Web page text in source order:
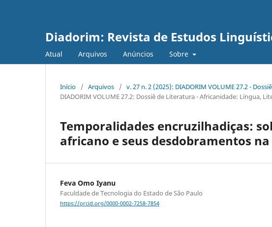
Diadorim: Revista de Estudos
Atual Arquivos Anúncios Sobre
Início / Arquivos / v. 27 n. 2 (2025): DIADORIM VOLUME 27.2 -
DIADORIM VOLUME 27.2: Dossiê de Literatura - Africanidade: Língua,
Temporalidades encruzilhadiças:
africano e seus desdobramentos
Feva Omo Iyanu
Faculdade de Tecnologia do Estado de São Paulo
https://orcid.org/0000-0002-7258-7854